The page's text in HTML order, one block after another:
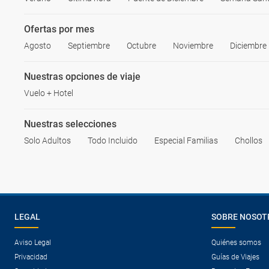
Ofertas por mes
Agosto Septiembre Octubre Noviembre Diciembre
Nuestras opciones de viaje
Vuelo + Hotel
Nuestras selecciones
Solo Adultos Todo Incluido Especial Familias Chollos
LEGAL
Aviso Legal
Privacidad
SOBRE
Quiénes somos
Guías de Viajes